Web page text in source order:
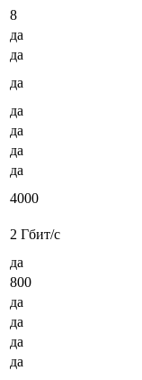
8
да
да
да
да
да
да
да
4000
2 Гбит/с
да
800
да
да
да
да